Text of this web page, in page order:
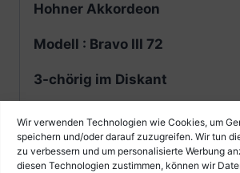
Wir verwenden Technologien wie Cookies, um
speichern und/oder darauf zuzugreifen. Wir tun
zu verbessern und um personalisierte Werbung
diesen Technologien zustimmen, können wir
Hohner Akkordeon
Modell : Bravo III 72
3-chörig im Diskant
4-chörig im Bass
72 Bässe